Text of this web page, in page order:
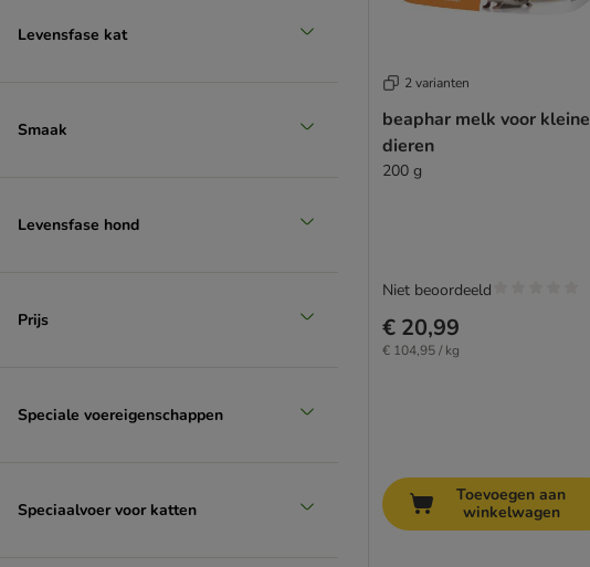
Levensfase kat
Smaak
Levensfase hond
Prijs
Speciale voereigenschappen
Speciaalvoer voor katten
2 varianten
beaphar melk voor kleine
dieren
200 g
€ 20,99
€ 104,95 / kg
Niet beoordeeld
Toevoegen aan
winkelwagen